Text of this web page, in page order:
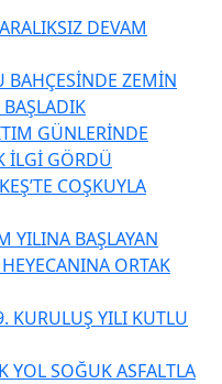
DEVAM
BAHÇESİNDE ZEMİN
GÜNLERİNDE
İLGİ GÖRDÜ
COŞKUYLA
YILINA BAŞLAYAN
ORTAK
KURULUŞ YILI KUTLU
YOL SOĞUK ASFALTLA